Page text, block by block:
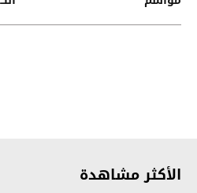
الأكثر مشاهدة